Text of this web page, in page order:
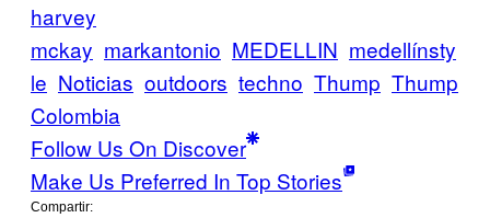
harvey
mckay markantonio MEDELLIN medellínsty
le Noticias outdoors techno Thump Thump
Colombia
Follow Us On Discover
Make Us Preferred In Top Stories
Compartir: